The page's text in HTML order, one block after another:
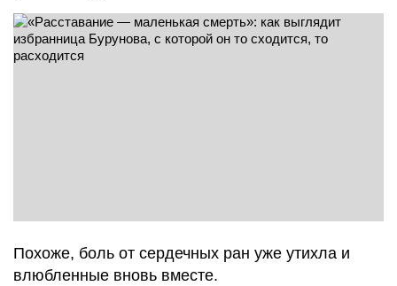
Похоже, боль от сердечных ран уже утихла и
влюбленные вновь вместе.